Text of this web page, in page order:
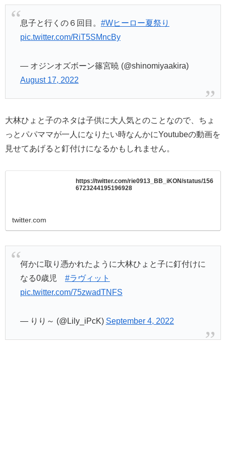
息子と行くの６回目。 #Wヒーロー夏祭り
pic.twitter.com/RiT5SMncBy
— オジンオズボーン篠宮暁 (@shinomiyaakira)
August 17, 2022
大林ひょと子のネタは子供に大人気とのことなので、ちょ
っとパパママが一人になりたい時なんかにYoutubeの動画を
見せてあげると釘付けになるかもしれません。
https://twitter.com/rie0913_BB_iKON/status/156
6723244195196928
twitter.com
何かに取り憑かれたように大林ひょと子に釘付けに
なる0歳児 #ラヴィット
pic.twitter.com/75zwadTNFS
— りり～ (@Lily_iPcK) September 4, 2022